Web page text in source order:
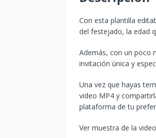
Con esta plantilla
del festejado, la edad
Además, con un poco
invitación única y
Una vez que hayas
video MP4 y
plataforma de tu
Ver muestra de la